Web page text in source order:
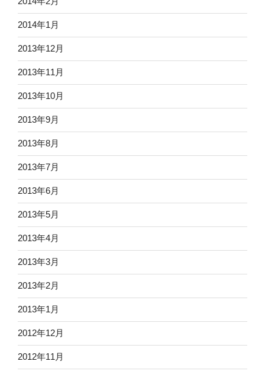
2014年1月
2013年12月
2013年11月
2013年10月
2013年9月
2013年8月
2013年7月
2013年6月
2013年5月
2013年4月
2013年3月
2013年2月
2013年1月
2012年12月
2012年11月